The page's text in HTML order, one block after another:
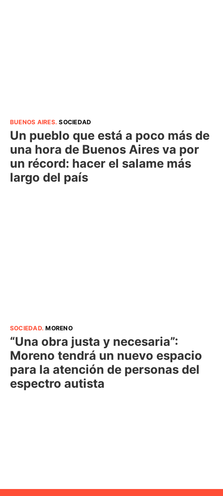
BUENOS AIRES.SOCIEDAD
Un pueblo que está a poco más de
una hora de Buenos Aires va por
un récord: hacer el salame más
largo del país
SOCIEDAD.MORENO
“Una obra justa y necesaria”:
Moreno tendrá un nuevo espacio
para la atención de personas del
espectro autista